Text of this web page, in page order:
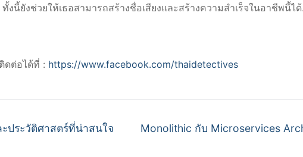
งนี้ยังช่วยให้เธอสามารถสร้างชื่อเสียงและสร้างความสำเร็จในอาชีพนี้ได้.
ดต่อได้ที่ : https://www.facebook.com/thaidetectives
ประวัติศาสตร์ที่น่าสนใจ
Next
Monolithic กับ Microservices